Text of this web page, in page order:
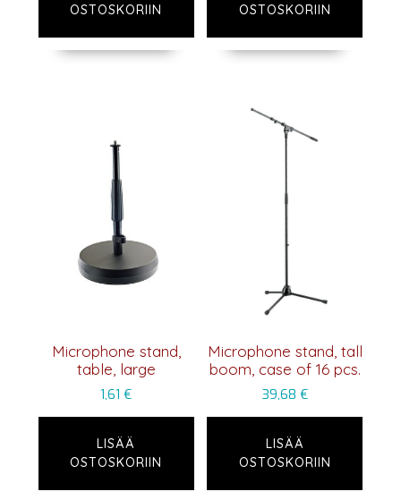
OSTOSKORIIN
OSTOSKORIIN
Microphone stand,
table, large
1,61€
LISÄÄ
OSTOSKORIIN
Microphone stand, tall
boom, case of 16 pcs.
39,68 €
LISÄÄ
OSTOSKORIIN